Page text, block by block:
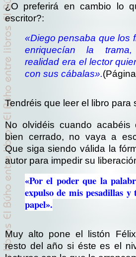
¿O preferirá en cambio lo
escritor?:
«Diego pensaba que los
enriquecían la
realidad era el lector
con sus cábalas».
Tendréis que leer el libro para
No olvidéis cuando acabéis
bien cerrado, no vaya a
Que siga siendo válida la
autor para impedir su
«Por el poder que la
expulso de mis pesadillas y
papel».
Muy alto pone el listón
resto del año si éste es el